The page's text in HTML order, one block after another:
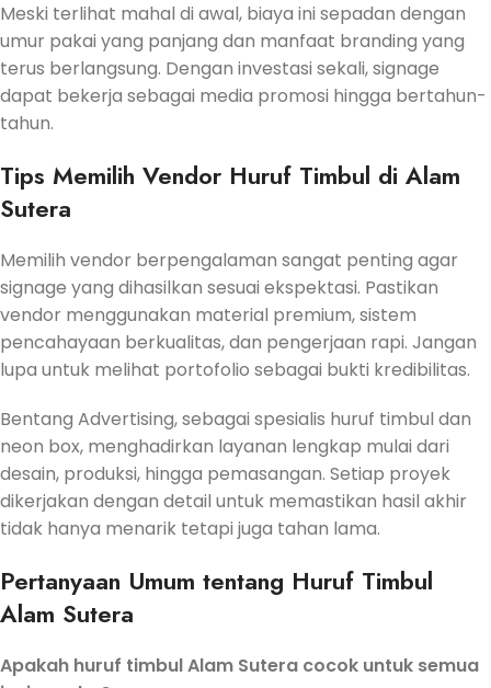
Meski terlihat mahal di awal, biaya ini sepadan dengan
umur pakai yang panjang dan manfaat branding yang
terus berlangsung. Dengan investasi sekali, signage
dapat bekerja sebagai media promosi hingga bertahun-
tahun.
Tips Memilih Vendor Huruf Timbul di Alam
Sutera
Memilih vendor berpengalaman sangat penting agar
signage yang dihasilkan sesuai ekspektasi. Pastikan
vendor menggunakan material premium, sistem
pencahayaan berkualitas, dan pengerjaan rapi. Jangan
lupa untuk melihat portofolio sebagai bukti kredibilitas.
Bentang Advertising, sebagai spesialis huruf timbul dan
neon box, menghadirkan layanan lengkap mulai dari
desain, produksi, hingga pemasangan. Setiap proyek
dikerjakan dengan detail untuk memastikan hasil akhir
tidak hanya menarik tetapi juga tahan lama.
Pertanyaan Umum tentang Huruf Timbul
Alam Sutera
Apakah huruf timbul Alam Sutera cocok untuk semua